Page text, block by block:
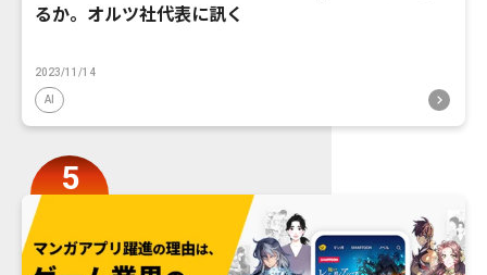
るか。オルツ社代表に訊く
2023/11/14
AI